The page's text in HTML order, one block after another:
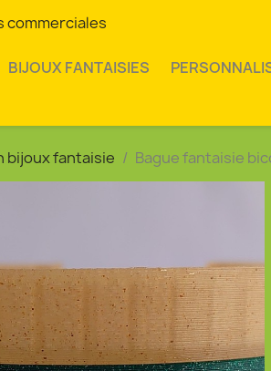
commerciales
BIJOUX FANTAISIES
bijoux fantaisie Bague fantaisie